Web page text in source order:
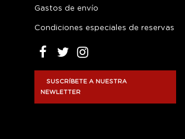
Gastos de envío
Condiciones especiales de reservas
SUSCRÍBETE A NUESTRA
NEWLETTER